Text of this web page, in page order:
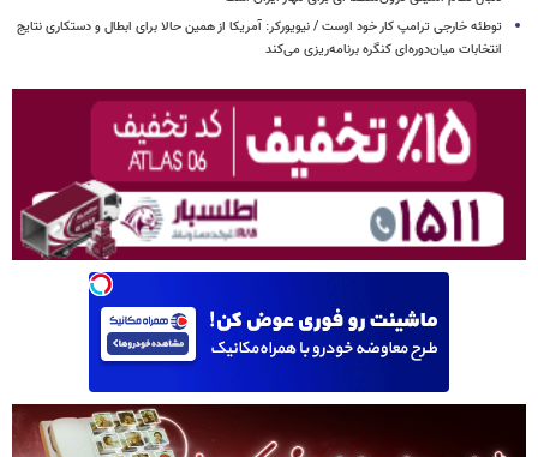
توطئه خارجی ترامپ کار خود اوست / نیویورکر: آمریکا از همین حالا برای ابطال و دستکاری نتایج
انتخابات میان‌دوره‌ای کنگره برنامه‌ریزی می‌کند